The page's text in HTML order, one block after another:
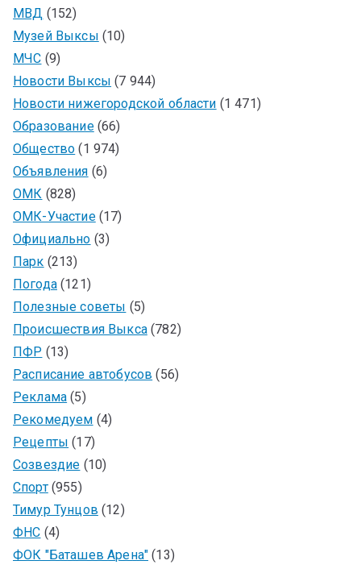
МВД (152)
Музей Выксы (10)
МЧС (9)
Новости Выксы (7 944)
Новости нижегородской области (1 471)
Образование(66)
Общество (1 974)
Объявления (6)
ОМК (828)
ОМК-Участие(17)
Официально (3)
Парк (213)
Погода(121)
Полезные советы (5)
Происшествия Выкса(782)
ПФР (13)
Расписание автобусов (56)
Реклама (5)
Рекомедуем (4)
Рецепты (17)
Созвездие (10)
Спорт(955)
Тимур Тунцов (12)
ФНС (4)
ФОК "Баташев Арена" (13)